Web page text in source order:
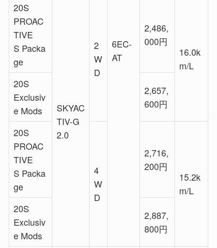
6EC-
AT
20S
PROAC
TIVE
S Packa
ge
SKYAC
TIV-G
2.0
2
W
D
2,486,
000円
16.0k
m/L
20S
Exclusiv
e Mods
2,657,
600円
20S
PROAC
TIVE
S Packa
ge
4
W
D
2,716,
200円
15.2k
m/L
20S
Exclusiv
e Mods
2,887,
800円